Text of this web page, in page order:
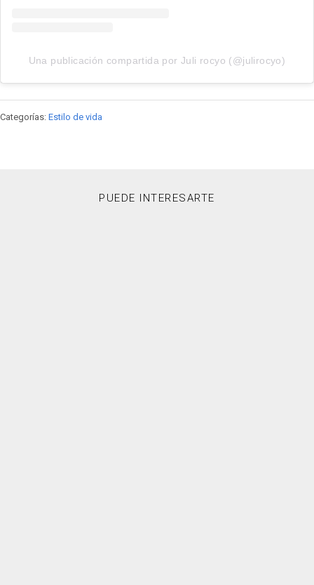
Una publicación compartida por Juli rocyo (@julirocyo)
Categorías: Estilo de vida
PUEDE INTERESARTE